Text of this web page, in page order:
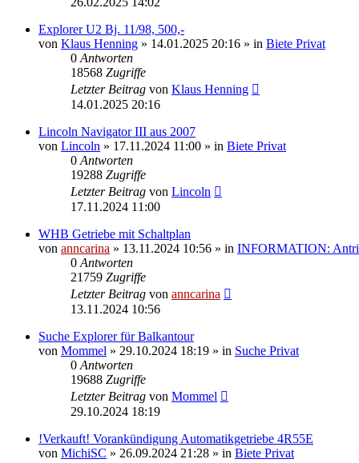
Explorer U2 Bj. 11/98, 500,-
von Klaus Henning » 14.01.2025 20:16 » in Biete Privat
0 Antworten
18568 Zugriffe
Letzter Beitrag von Klaus Henning
14.01.2025 20:16
Lincoln Navigator III aus 2007
von Lincoln » 17.11.2024 11:00 » in Biete Privat
0 Antworten
19288 Zugriffe
Letzter Beitrag von Lincoln
17.11.2024 11:00
WHB Getriebe mit Schaltplan
von anncarina » 13.11.2024 10:56 » in INFORMATION:
0 Antworten
21759 Zugriffe
Letzter Beitrag von anncarina
13.11.2024 10:56
Suche Explorer für Balkantour
von Mommel » 29.10.2024 18:19 » in Suche Privat
0 Antworten
19688 Zugriffe
Letzter Beitrag von Mommel
29.10.2024 18:19
!Verkauft! Vorankündigung Automatikgetriebe 4R55E
von MichiSC » 26.09.2024 21:28 » in Biete Privat